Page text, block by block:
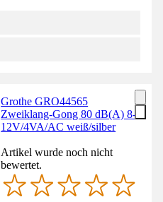
Grothe GRO44565
Zweiklang-Gong 80 dB(A) 8-
12V/4VA/AC weiß/silber
Artikel wurde noch nicht
bewertet.